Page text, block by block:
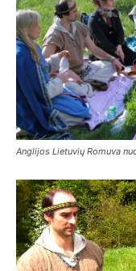
Anglijos Lietuvių Romuva